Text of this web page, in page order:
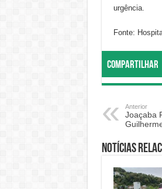
urgência.
Fonte:
Compartilhar
Anterior
Joaçaba
Notícias